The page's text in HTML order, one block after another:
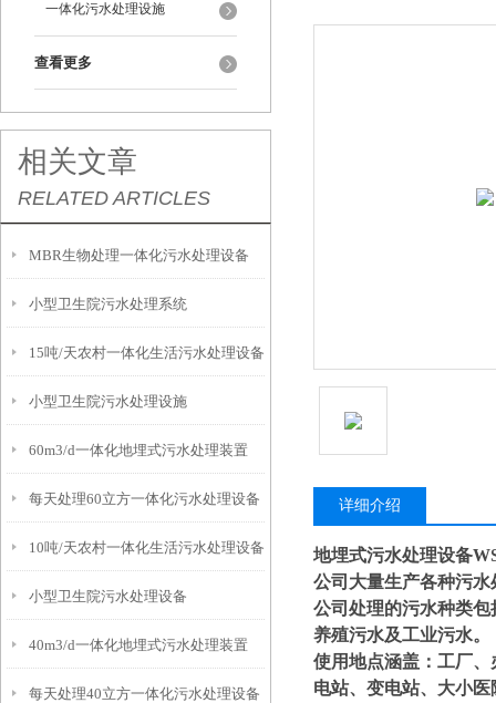
一体化污水处理设施
查看更多
相关文章
RELATED ARTICLES
MBR生物处理一体化污水处理设备
小型卫生院污水处理系统
15吨/天农村一体化生活污水处理设备
小型卫生院污水处理设施
60m3/d一体化地埋式污水处理装置
每天处理60立方一体化污水处理设备
10吨/天农村一体化生活污水处理设备
小型卫生院污水处理设备
40m3/d一体化地埋式污水处理装置
每天处理40立方一体化污水处理设备
详细介绍
地埋式污水处理设备
公司大量生产各种污
公司处理的污水种类
养殖污水及工业污水。
使用地点涵盖：工厂
电站、变电站、大小